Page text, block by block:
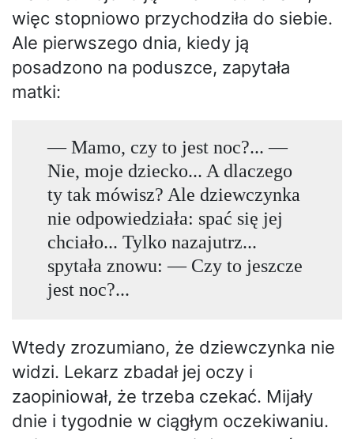
więc stopniowo przychodziła do siebie.
Ale pierwszego dnia, kiedy ją
posadzono na poduszce, zapytała
matki:
— Mamo, czy to jest noc?... —
Nie, moje dziecko... A dlaczego
ty tak mówisz? Ale dziewczynka
nie odpowiedziała: spać się jej
chciało... Tylko nazajutrz...
spytała znowu: — Czy to jeszcze
jest noc?...
Wtedy zrozumiano, że dziewczynka nie
widzi. Lekarz zbadał jej oczy i
zaopiniował, że trzeba czekać. Mijały
dnie i tygodnie w ciągłym oczekiwaniu.